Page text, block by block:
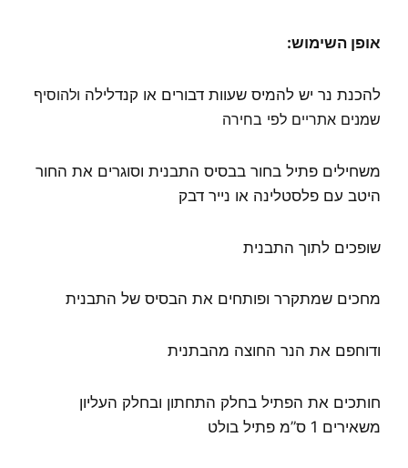
אופן השימוש:
להכנת נר יש להמיס שעוות דבורים או קנדלילה ולהוסיף
שמנים אתריים לפי בחירה
משחילים פתיל בחור בבסיס התבנית וסוגרים את החור
היטב עם פלסטלינה או נייר דבק
שופכים לתוך התבנית
מחכים שמתקרר ופותחים את הבסיס של התבנית
ודוחפם את הנר החוצה מהבתנית
חותכים את הפתיל בחלק התחתון ובחלק העליון
משאירים 1 ס”מ פתיל בולט